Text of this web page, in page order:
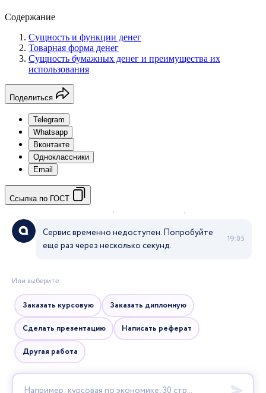
Содержание
Сущность и функции денег
Товарная форма денег
Сущность бумажных денег и преимущества их
использования
Поделиться
Telegram
Whatsapp
Вконтакте
Одноклассники
Email
Ссылка по ГОСТ